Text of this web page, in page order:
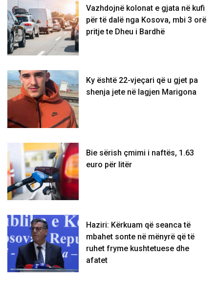
Vazhdojnë kolonat e gjata në kufi
për të dalë nga Kosova, mbi 3 orë
pritje te Dheu i Bardhë
Ky është 22-vjeçari që u gjet pa
shenja jete në lagjen Marigona
Bie sërish çmimi i naftës, 1.63
euro për litër
Haziri: Kërkuam që seanca të
mbahet sonte në mënyrë që të
ruhet fryme kushtetuese dhe
afatet